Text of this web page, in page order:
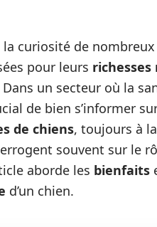
curiosité de
pour leurs
Dans un secteur où la
de bien s’informer
de chiens, toujours à
souvent sur le
aborde les bienfaits
d’un chien.